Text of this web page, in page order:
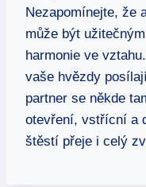
Nezapomínejte, že
může ⁣být​
harmonie ve
vaše hvězdy
partner se někde
otevření,⁢ vstřícní ⁢a
štěstí přeje i celý